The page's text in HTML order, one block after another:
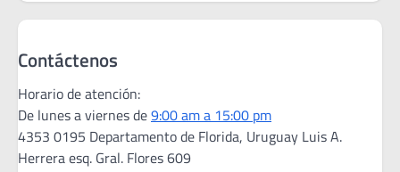
Contáctenos
Horario de atención:
De lunes a viernes de9:00 am a 15:00 pm
4353 0195 Departamento de Florida, Uruguay Luis A.
Herrera esq. Gral. Flores 609